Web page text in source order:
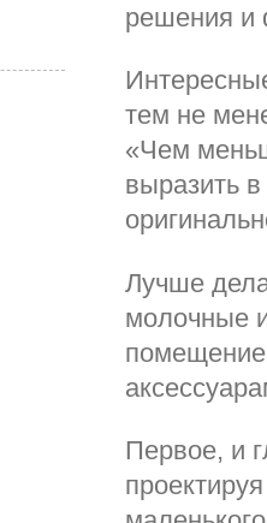
решения и
тем не
«Чем
выразить
Лучше
молочные
Первое, и